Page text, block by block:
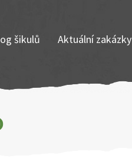
šikulů Aktuální zakázky